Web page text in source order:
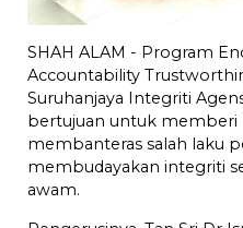
SHAH ALAM - Program
Accountability
Suruhanjaya Integriti
bertujuan untuk memberi
membanteras salah laku
membudayakan integriti
awam.